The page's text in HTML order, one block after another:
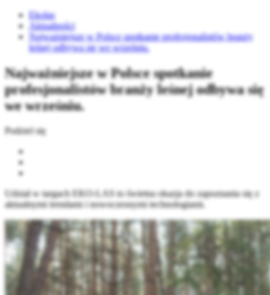
Ekolas
Aktualności
Najważniejsze w Polsce spotkanie profesjonalistów branży
leśnej odbywa się we wrześniu.
Najważniejsze w Polsce spotkanie
profesjonalistów branży leśnej odbywa się
we wrześniu.
Podziel się
Udział w targach EKO-LAS to świetna okazja do zapoznania się z
aktualnymi trendami i nowoczesnymi technologiami.